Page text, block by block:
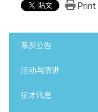
Print
系所公告
活动与演讲
征才讯息